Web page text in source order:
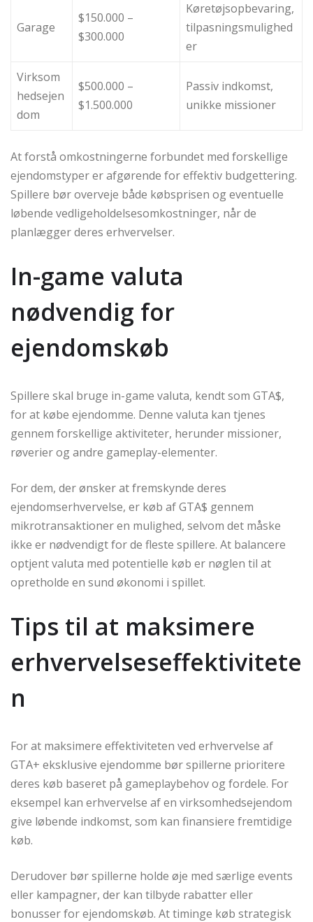
Garage
$150.000 –
$300.000
Køretøjsopbevaring,
tilpasningsmulighed
er
Virksom
hedsejen
dom
$500.000 –
$1.500.000
Passiv indkomst,
unikke missioner
At forstå omkostningerne forbundet med forskellige
ejendomstyper er afgørende for effektiv budgettering.
Spillere bør overveje både købsprisen og eventuelle
løbende vedligeholdelsesomkostninger, når de
planlægger deres erhvervelser.
In-game valuta
nødvendig for
ejendomskøb
Spillere skal bruge in-game valuta, kendt som GTA$,
for at købe ejendomme. Denne valuta kan tjenes
gennem forskellige aktiviteter, herunder missioner,
røverier og andre gameplay-elementer.
For dem, der ønsker at fremskynde deres
ejendomserhvervelse, er køb af GTA$ gennem
mikrotransaktioner en mulighed, selvom det måske
ikke er nødvendigt for de fleste spillere. At balancere
optjent valuta med potentielle køb er nøglen til at
opretholde en sund økonomi i spillet.
Tips til at maksimere
erhvervelseseffektivitete
n
For at maksimere effektiviteten ved erhvervelse af
GTA+ eksklusive ejendomme bør spillerne prioritere
deres køb baseret på gameplaybehov og fordele. For
eksempel kan erhvervelse af en virksomhedsejendom
give løbende indkomst, som kan finansiere fremtidige
køb.
Derudover bør spillerne holde øje med særlige events
eller kampagner, der kan tilbyde rabatter eller
bonusser for ejendomskøb. At timinge køb strategisk